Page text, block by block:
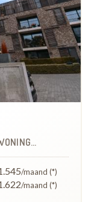
/maand (*)
/maand (*)